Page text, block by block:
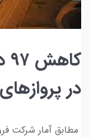
در
مطابق آمار شرکت